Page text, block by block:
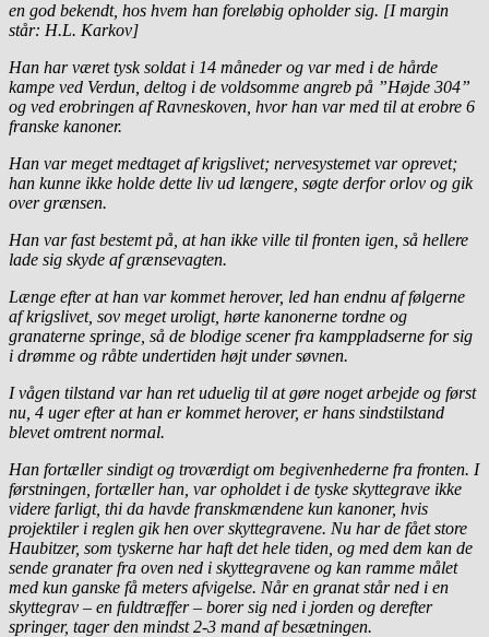
en god bekendt, hos hvem han foreløbig opholder sig. [I margin
står: H.L. Karkov]
Han har været tysk soldat i 14 måneder og var med i de hårde
kampe ved Verdun, deltog i de voldsomme angreb på ”Højde 304”
og ved erobringen af Ravneskoven, hvor han var med til at erobre 6
franske kanoner.
Han var meget medtaget af krigslivet; nervesystemet var oprevet;
han kunne ikke holde dette liv ud længere, søgte derfor orlov og gik
over grænsen.
Han var fast bestemt på, at han ikke ville til fronten igen, så hellere
lade sig skyde af grænsevagten.
Længe efter at han var kommet herover, led han endnu af følgerne
af krigslivet, sov meget uroligt, hørte kanonerne tordne og
granaterne springe, så de blodige scener fra kamppladserne for sig
i drømme og råbte undertiden højt under søvnen.
I vågen tilstand var han ret uduelig til at gøre noget arbejde og først
nu, 4 uger efter at han er kommet herover, er hans sindstilstand
blevet omtrent normal.
Han fortæller sindigt og troværdigt om begivenhederne fra fronten. I
førstningen, fortæller han, var opholdet i de tyske skyttegrave ikke
videre farligt, thi da havde franskmændene kun kanoner, hvis
projektiler i reglen gik hen over skyttegravene. Nu har de fået store
Haubitzer, som tyskerne har haft det hele tiden, og med dem kan de
sende granater fra oven ned i skyttegravene og kan ramme målet
med kun ganske få meters afvigelse. Når en granat står ned i en
skyttegrav – en fuldtræffer – borer sig ned i jorden og derefter
springer, tager den mindst 2-3 mand af besætningen.